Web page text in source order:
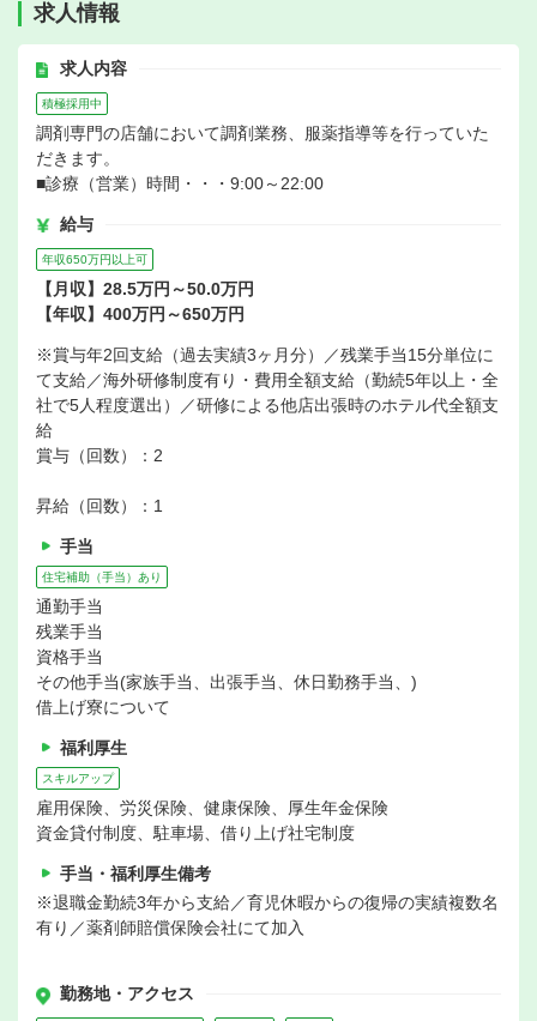
求人情報
求人内容
積極採用中
調剤専門の店舗において調剤業務、服薬指導等を行っていた
だきます。
■診療（営業）時間・・・9:00～22:00
給与
年収650万円以上可
【月収】28.5万円～50.0万円
【年収】400万円～650万円
※賞与年2回支給（過去実績3ヶ月分）／残業手当15分単位に
て支給／海外研修制度有り・費用全額支給（勤続5年以上・全
社で5人程度選出）／研修による他店出張時のホテル代全額支
給
賞与（回数）：2
昇給（回数）：1
手当
住宅補助（手当）あり
通勤手当
残業手当
資格手当
その他手当(家族手当、出張手当、休日勤務手当、)
借上げ寮について
福利厚生
スキルアップ
雇用保険、労災保険、健康保険、厚生年金保険
資金貸付制度、駐車場、借り上げ社宅制度
手当・福利厚生備考
※退職金勤続3年から支給／育児休暇からの復帰の実績複数名
有り／薬剤師賠償保険会社にて加入
勤務地・アクセス